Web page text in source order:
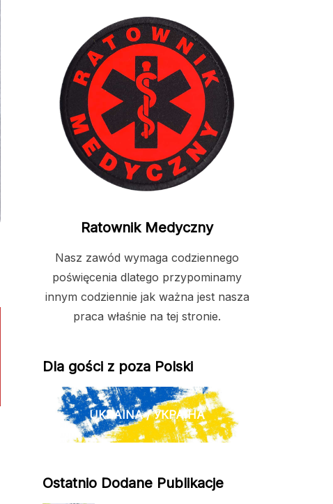
Ratownik Medyczny
Nasz zawód wymaga codziennego
poświęcenia dlatego przypominamy
innym codziennie jak ważna jest nasza
praca właśnie na tej stronie.
Dla gości z poza Polski
UKRAINA / УКРАЇНА
Ostatnio Dodane Publikacje